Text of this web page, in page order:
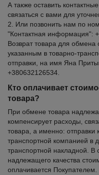
А также оставить
связаться с вами для
2. Или позвонить нам по
"Контактная информация":
Возврат товара для обмена
указанным в товарно-
отправки, на имя Яна
+380632126534.
Кто оплачивает
товара?
При обмене товара
компенсирует расходы,
товара, а именно: отправки
транспортной компанией в
транспортной накладной. В
надлежащего качества
оплачивается Покупателем.